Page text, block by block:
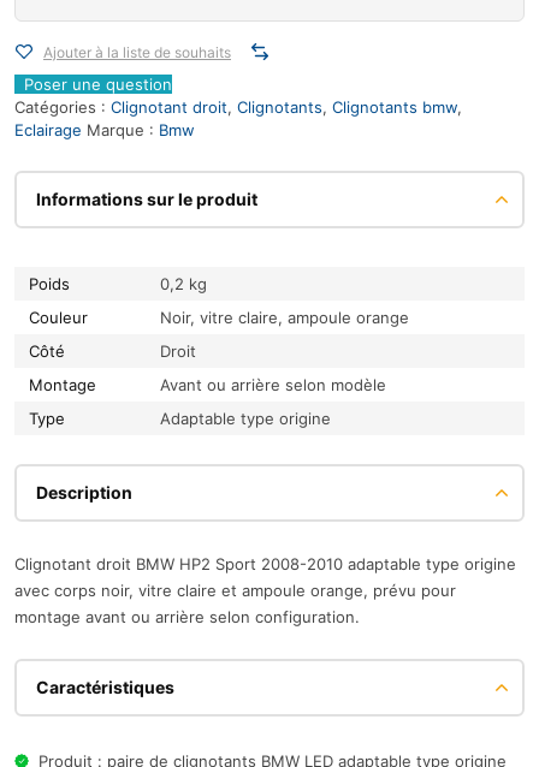
Ajouter à la liste de souhaits
Poser une question
Catégories : Clignotant droit, Clignotants, Clignotants bmw,
Eclairage Marque : Bmw
Informations sur le produit
Poids
0,2 kg
Couleur
Noir, vitre claire, ampoule orange
Côté
Droit
Montage
Avant ou arrière selon modèle
Type
Adaptable type origine
Description
Clignotant droit BMW HP2 Sport 2008-2010 adaptable type origine
avec corps noir, vitre claire et ampoule orange, prévu pour
montage avant ou arrière selon configuration.
Caractéristiques
Produit : paire de clignotants BMW LED adaptable type origine